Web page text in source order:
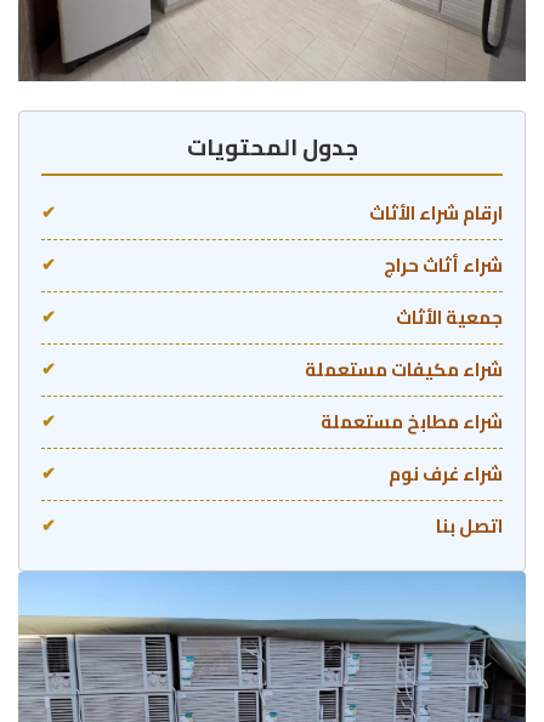
جدول المحتويات
ارقام شراء الأثاث ✔
شراء أثاث حراج ✔
جمعية الأثاث ✔
شراء مكيفات مستعملة ✔
شراء مطابخ مستعملة ✔
شراء غرف نوم ✔
اتصل بنا ✔